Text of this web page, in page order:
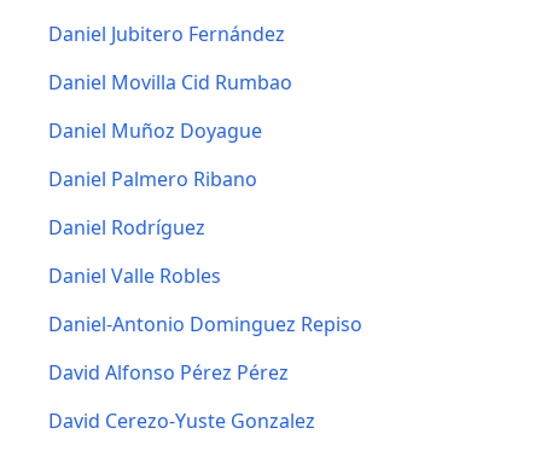
Daniel Jubitero Fernández
Daniel Movilla Cid Rumbao
Daniel Muñoz Doyague
Daniel Palmero Ribano
Daniel Rodríguez
Daniel Valle Robles
Daniel-Antonio Dominguez Repiso
David Alfonso Pérez Pérez
David Cerezo-Yuste Gonzalez